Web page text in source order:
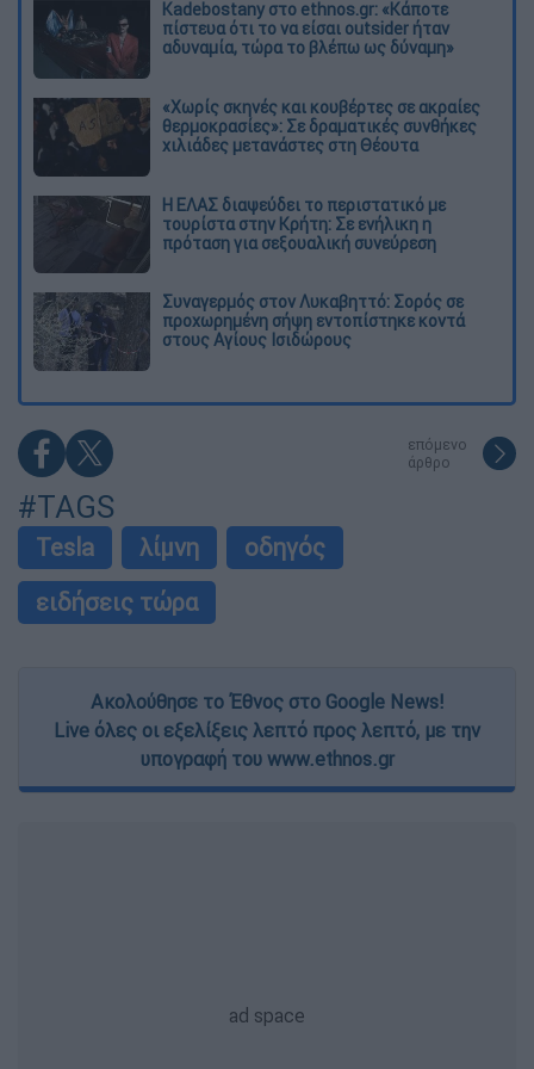
Kadebostany στο ethnos.gr: «Κάποτε
πίστευα ότι το να είσαι outsider ήταν
αδυναμία, τώρα το βλέπω ως δύναμη»
«Χωρίς σκηνές και κουβέρτες σε ακραίες
θερμοκρασίες»: Σε δραματικές συνθήκες
χιλιάδες μετανάστες στη Θέουτα
Η ΕΛΑΣ διαψεύδει το περιστατικό με
τουρίστα στην Κρήτη: Σε ενήλικη η
πρόταση για σεξουαλική συνεύρεση
Συναγερμός στον Λυκαβηττό: Σορός σε
προχωρημένη σήψη εντοπίστηκε κοντά
στους Αγίους Ισιδώρους
επόμενο
άρθρο
#TAGS
Tesla λίμνη
οδηγός
ειδήσεις τώρα
Ακολούθησε το Έθνος στο Google News!
Live όλες οι εξελίξεις λεπτό προς λεπτό, με την
υπογραφή του www.ethnos.gr